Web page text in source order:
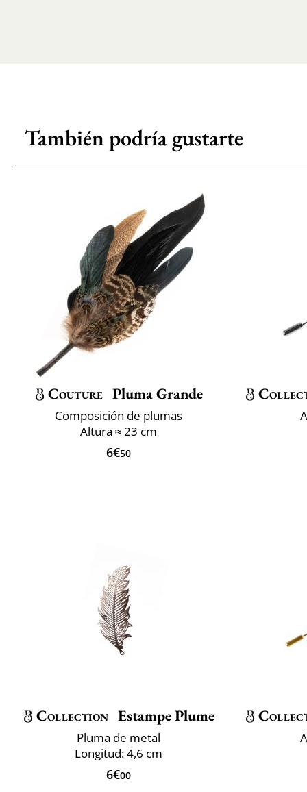
También podría gustarte
Couture Pluma Grande
Composición de plumas
Altura ≈ 23 cm
6€50
Collection Estampe Plume
Pluma de metal
Longitud: 4,6 cm
6€00